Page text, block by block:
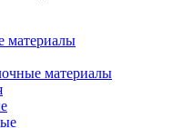
материалы
материалы